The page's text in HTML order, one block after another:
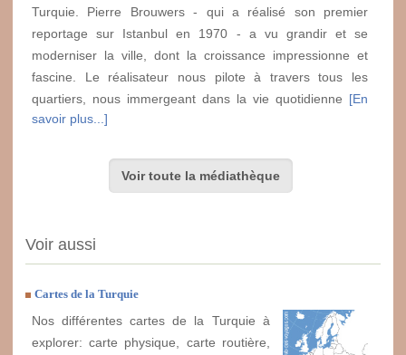
Turquie. Pierre Brouwers - qui a réalisé son premier
reportage sur Istanbul en 1970 - a vu grandir et se
moderniser la ville, dont la croissance impressionne et
fascine. Le réalisateur nous pilote à travers tous les
quartiers, nous immergeant dans la vie quotidienne [En
savoir plus...]
Voir toute la médiathèque
Voir aussi
Cartes de la Turquie
Nos différentes cartes de la Turquie à
explorer: carte physique, carte routière,